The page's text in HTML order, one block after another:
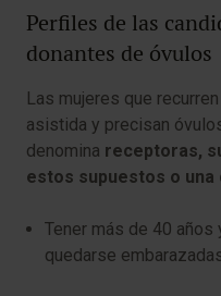
Perfiles de las
donantes de óvulos
Las mujeres que
asistida y precisan
denomina receptoras,
estos supuestos o una
Tener más de 40
quedarse